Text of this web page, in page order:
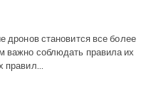
дронов становится все более
важно соблюдать правила их
правил…